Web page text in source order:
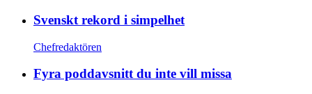
Svenskt rekord i simpelhet
Chefredaktören
Fyra poddavsnitt du inte vill missa